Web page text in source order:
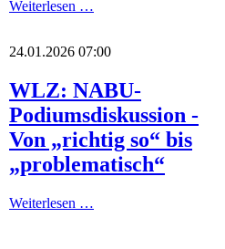
Weiterlesen …
24.01.2026 07:00
WLZ: NABU-
Podiumsdiskussion -
Von „richtig so“ bis
„problematisch“
Weiterlesen …